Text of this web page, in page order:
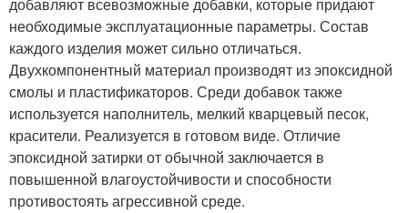
добавляют всевозможные добавки, которые придают
необходимые эксплуатационные параметры. Состав
каждого изделия может сильно отличаться.
Двухкомпонентный материал производят из эпоксидной
смолы и пластификаторов. Среди добавок также
используется наполнитель, мелкий кварцевый песок,
красители. Реализуется в готовом виде. Отличие
эпоксидной затирки от обычной заключается в
повышенной влагоустойчивости и способности
противостоять агрессивной среде.